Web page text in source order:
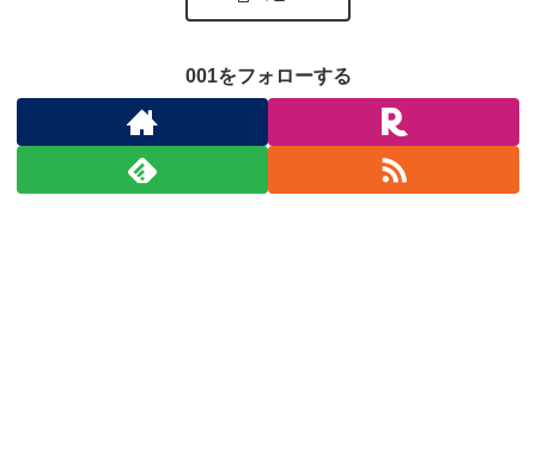
001をフォローする